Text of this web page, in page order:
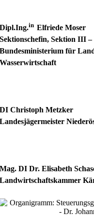
Dipl.Ing.inElfriede Moser
Sektionschefin, Sektion III
Bundesministerium für
Wasserwirtschaft
DI Christoph Metzker
Landesjägermeister
Mag. DI Dr. Elisabeth
Landwirtschaftskammer